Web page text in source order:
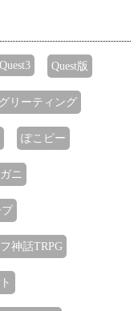
Quest3 Quest版
リーティング
ぽこピー
ニ
神話TRPG